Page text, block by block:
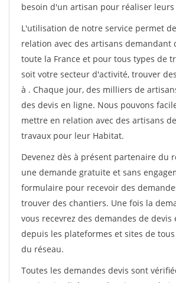
besoin d'un artisan pour réaliser leurs
L'utilisation de notre service permet
relation avec des artisans demandant
toute la France et pour tous types de
soit votre secteur d'activité, trouver
à . Chaque jour, des milliers de
des devis en ligne. Nous pouvons
mettre en relation avec des artisans
travaux pour leur Habitat.
Devenez dès à présent partenaire du
une demande gratuite et sans
formulaire pour recevoir des
trouver des chantiers. Une fois la
vous recevrez des demandes de devis
depuis les plateformes et sites de
du réseau.
Toutes les demandes devis sont